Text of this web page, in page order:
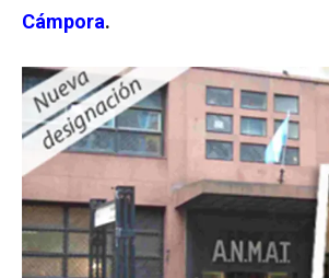
Cámpora.